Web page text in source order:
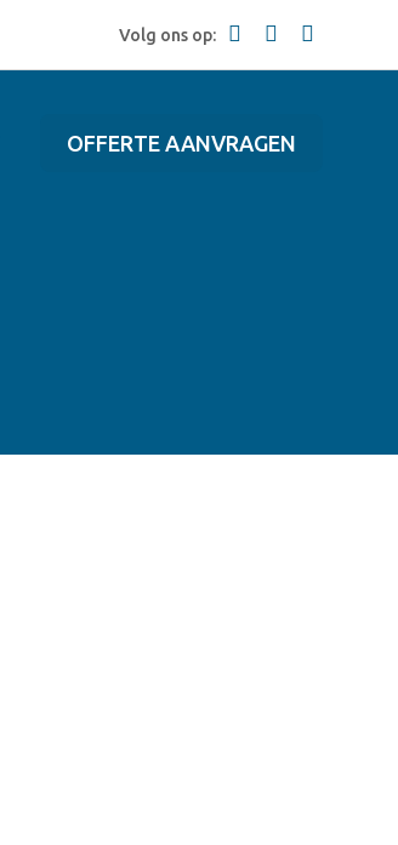
Volg ons op:
OFFERTE AANVRAGEN